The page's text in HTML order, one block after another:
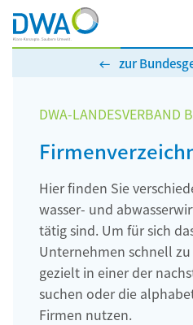
zur
DWA-LANDESVERBAND
Hier finden Sie
wasser- und
tätig sind. Um für sich
Unternehmen schnell
gezielt in einer der
suchen oder die
Firmen nutzen.